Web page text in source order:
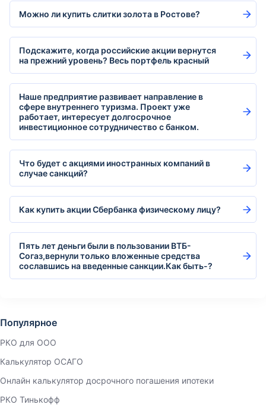
Можно ли купить слитки золота в Ростове?
Подскажите, когда российские акции вернутся
на прежний уровень? Весь портфель красный
Наше предприятие развивает направление в
сфере внутреннего туризма. Проект уже
работает, интересует долгосрочное
инвестиционное сотрудничество с банком.
Что будет с акциями иностранных компаний в
случае санкций?
Как купить акции Сбербанка физическому лицу?
Пять лет деньги были в пользовании ВТБ-
Согаз,вернули только вложенные средства
сославшись на введенные санкции.Как быть-?
Популярное
РКО для ООО
Калькулятор ОСАГО
Онлайн калькулятор досрочного погашения ипотеки
РКО Тинькофф